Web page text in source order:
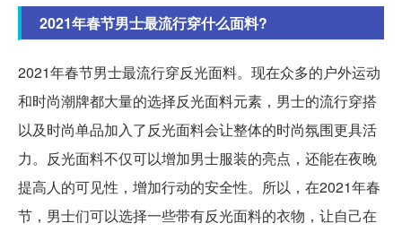
2021年春节男士最流行穿什么面料?
2021年春节男士最流行穿反光面料。现在众多的户外运动
和时尚潮牌都大量的选择反光面料元素，男士的流行穿搭
以及时尚单品加入了反光面料会让整体的时尚氛围更具活
力。反光面料不仅可以增加男士服装的亮点，还能在夜晚
提高人的可见性，增加行动的安全性。所以，在2021年春
节，男士们可以选择一些带有反光面料的衣物，让自己在